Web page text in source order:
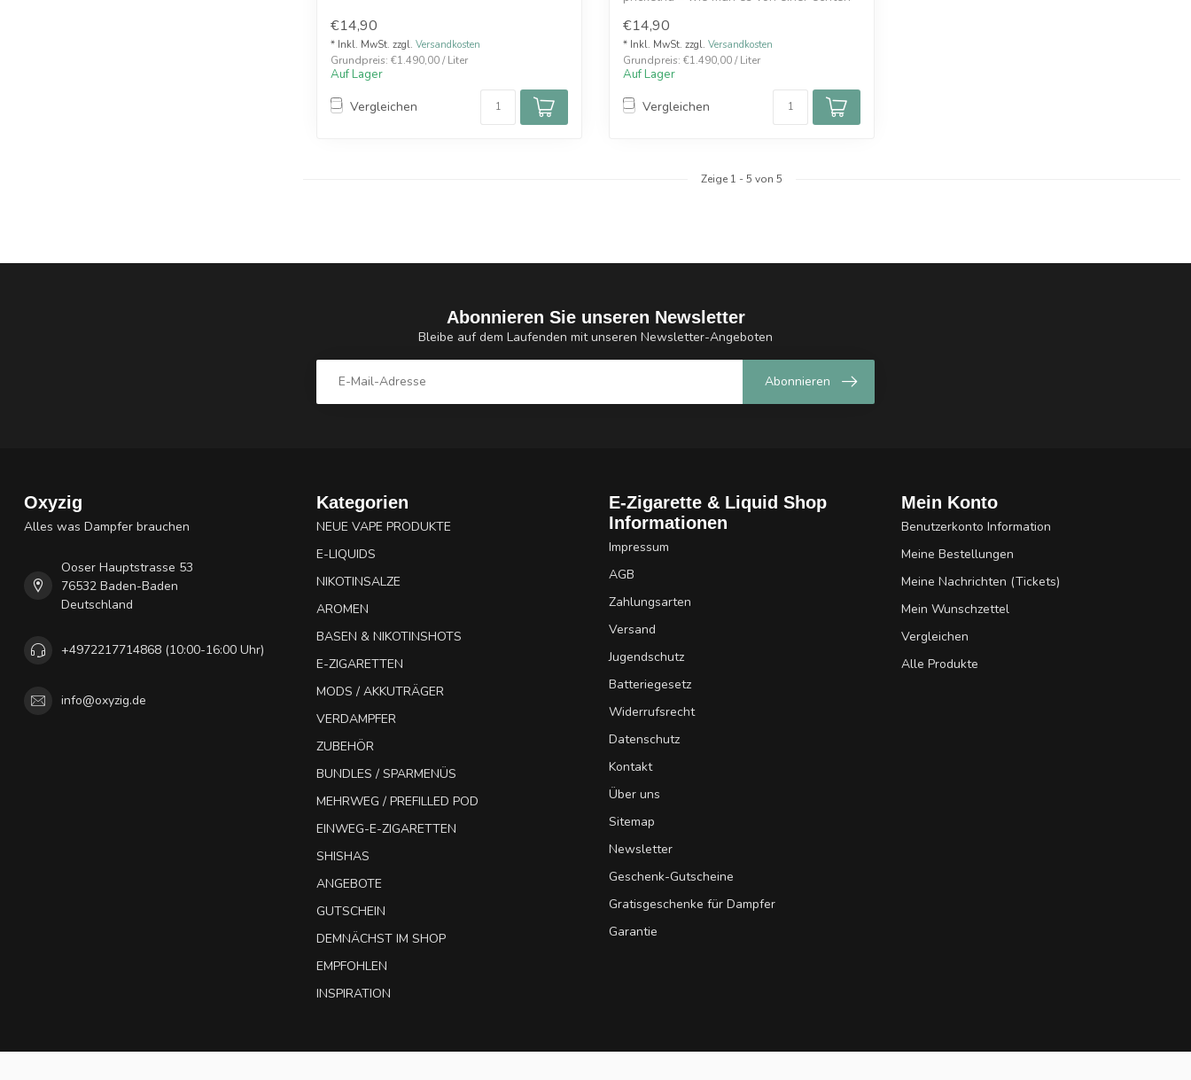
€14,90
* Inkl. MwSt. zzgl. Versandkosten
Grundpreis: €1.490,00 / Liter
Auf Lager
Vergleichen
€14,90
* Inkl. MwSt. zzgl. Versandkosten
Grundpreis: €1.490,00 / Liter
Auf Lager
Vergleichen
Zeige 1 -5 von 5
Abonnieren Sie unseren Newsletter
Bleibe auf dem Laufenden mit unseren Newsletter-Angeboten
Abonnieren
Oxyzig
Alles was Dampfer brauchen
Ooser Hauptstrasse 53
76532 Baden-Baden
Deutschland
+4972217714868 (10:00-16:00 Uhr)
info@oxyzig.de
Kategorien
NEUE VAPE PRODUKTE
E-LIQUIDS
NIKOTINSALZE
AROMEN
BASEN & NIKOTINSHOTS
E-ZIGARETTEN
MODS / AKKUTRÄGER
VERDAMPFER
ZUBEHÖR
BUNDLES / SPARMENÜS
MEHRWEG / PREFILLED POD
EINWEG-E-ZIGARETTEN
SHISHAS
ANGEBOTE
GUTSCHEIN
DEMNÄCHST IM SHOP
EMPFOHLEN
INSPIRATION
E-Zigarette & Liquid Shop
Informationen
Impressum
AGB
Zahlungsarten
Versand
Jugendschutz
Batteriegesetz
Widerrufsrecht
Datenschutz
Kontakt
Über uns
Sitemap
Newsletter
Geschenk-Gutscheine
Gratisgeschenke für Dampfer
Garantie
Mein Konto
Benutzerkonto Information
Meine Bestellungen
Meine Nachrichten (Tickets)
Mein Wunschzettel
Vergleichen
Alle Produkte